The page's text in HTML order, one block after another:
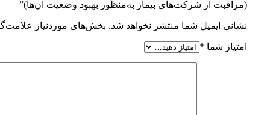
(مراقبت از شرکت‌های بيمار به‌منظور بهبود وضعيت آن‌‌ها)”
نشانی ایمیل شما منتشر نخواهد شد. بخش‌های موردنیاز
امتیاز شما *